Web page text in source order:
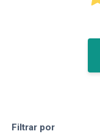
Filtrar por